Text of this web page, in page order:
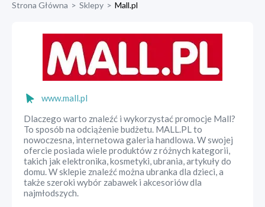
Strona Główna > Sklepy > Mall.pl
www.mall.pl
Dlaczego warto znaleźć i wykorzystać promocje Mall?
To sposób na odciążenie budżetu. MALL.PL to
nowoczesna, internetowa galeria handlowa. W swojej
ofercie posiada wiele produktów z różnych kategorii,
takich jak elektronika, kosmetyki, ubrania, artykuły do
domu. W sklepie znaleźć można ubranka dla dzieci, a
także szeroki wybór zabawek i akcesoriów dla
najmłodszych.